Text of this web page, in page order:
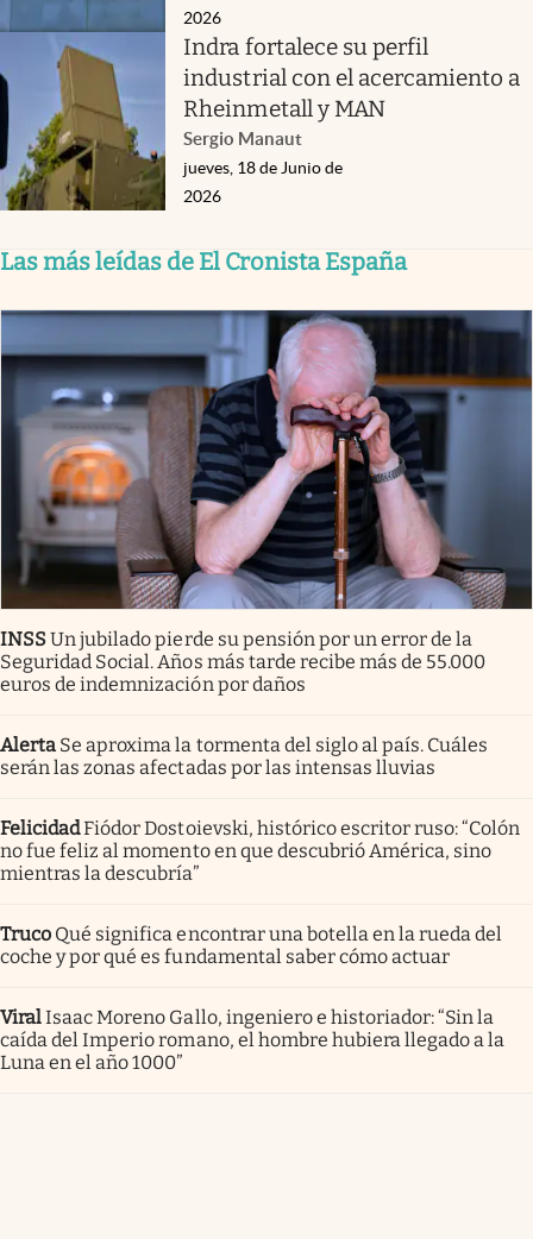
2026
Indra fortalece su perfil
industrial con el acercamiento a
Rheinmetall y MAN
Sergio Manaut
jueves, 18 de Junio de
2026
Las más leídas de El Cronista España
INSSUn jubilado pierde su pensión por un error de la
Seguridad Social. Años más tarde recibe más de 55.000
euros de indemnización por daños
Alerta Se aproxima la tormenta del siglo al país. Cuáles
serán las zonas afectadas por las intensas lluvias
FelicidadFiódor Dostoievski, histórico escritor ruso: “Colón
no fue feliz al momento en que descubrió América, sino
mientras la descubría”
Truco Qué significa encontrar una botella en la rueda del
coche y por qué es fundamental saber cómo actuar
ViralIsaac Moreno Gallo, ingeniero e historiador: “Sin la
caída del Imperio romano, el hombre hubiera llegado a la
Luna en el año 1000”